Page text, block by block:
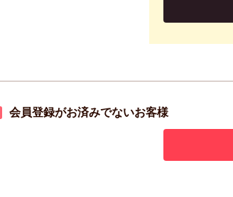
会員登録がお済みでないお客様